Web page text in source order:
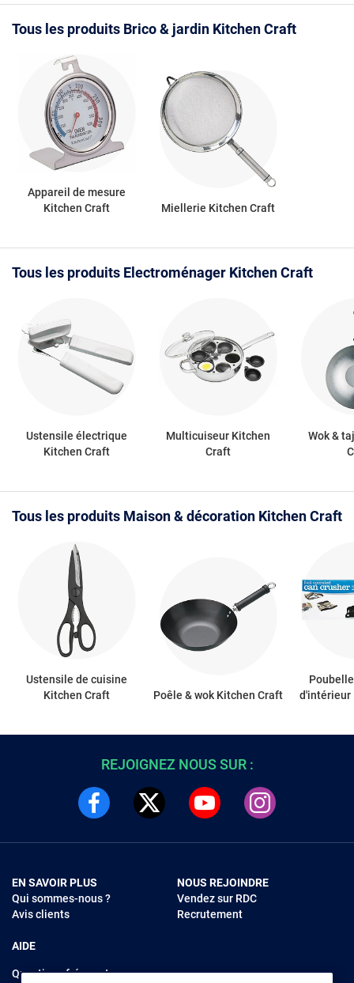
Tous les produits Brico & jardin Kitchen Craft
Appareil de mesure
Kitchen Craft
Miellerie Kitchen Craft
Tous les produits Electroménager Kitchen Craft
Ustensile électrique
Kitchen Craft
Multicuiseur Kitchen
Craft
Wok &
Tous les produits Maison & décoration Kitchen Craft
Ustensile de cuisine
Kitchen Craft
Poêle & wok Kitchen Craft
d'intérieur
REJOIGNEZ NOUS SUR :
EN SAVOIR PLUS
Qui sommes-nous ?
Avis clients
AIDE
Questions fréquentes
NOUS REJOINDRE
Vendez sur RDC
Recrutement